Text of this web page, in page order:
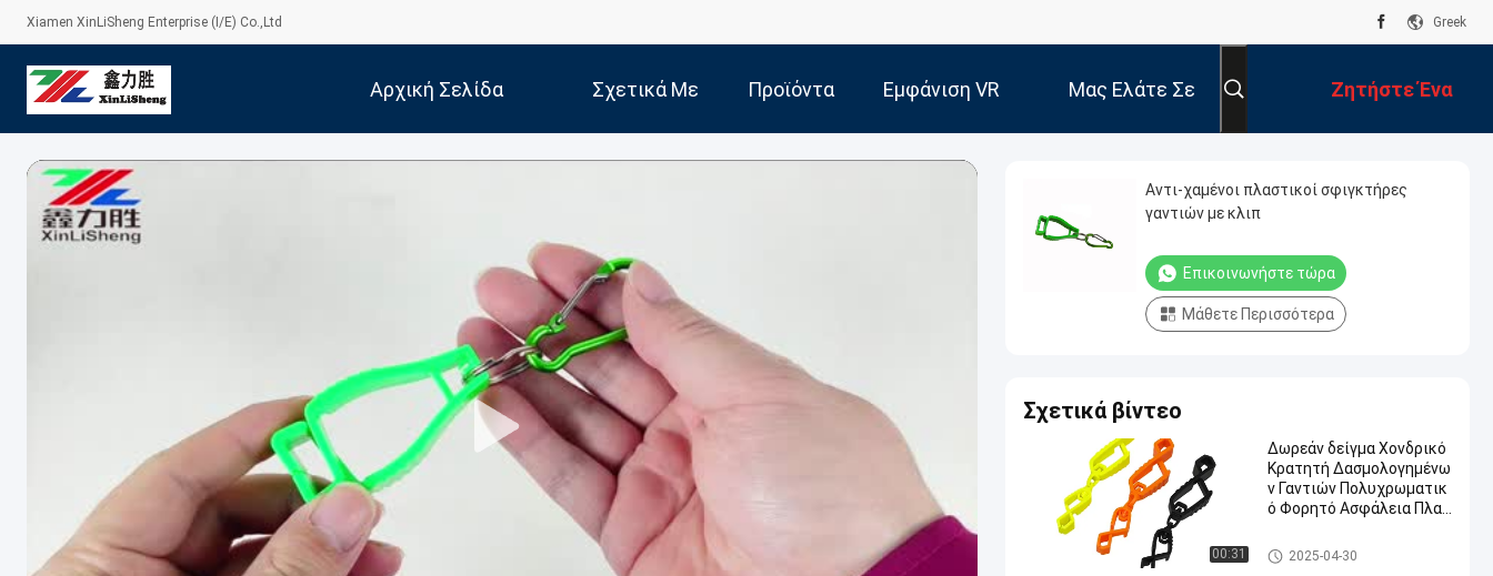
Xiamen XinLiSheng Enterprise (I/E) Co.,Ltd Greek
Αρχική Σελίδα Σχετικά Με Προϊόντα Εμφάνιση VR Μας Ελάτε Σε
Επαφή Με
Ζητήστε Ένα
Απόσπασμα
Αντι-χαμένοι πλαστικοί σφιγκτήρες
γαντιών με κλιπ
Επικοινωνήστε τώρα
Μάθετε Περισσότερα
Σχετικά βίντεο
00:31
Δωρεάν δείγμα Χονδρικό
Κρατητή Δασμολογημένω
ν Γαντιών Πολυχρωματικ
ό Φορητό Ασφάλεια Πλασ
ο Κλιπ
Πλαστικοί συνδετήρες γαντι
ών
2025-04-30